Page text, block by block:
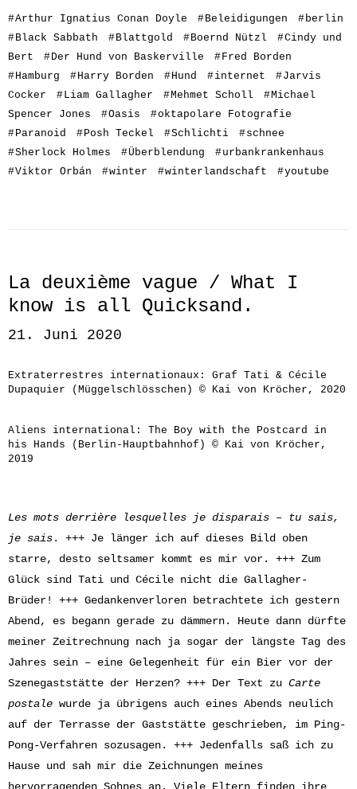
#Arthur Ignatius Conan Doyle #Beleidigungen #berlin
#Black Sabbath #Blattgold #Boernd Nützl #Cindy und
Bert
#Der Hund von Baskerville #Fred Borden
#Hamburg #Harry Borden #Hund #internet #Jarvis
Cocker
#Liam Gallagher #Mehmet Scholl #Michael
Spencer Jones
#Oasis #oktapolare Fotografie
#Paranoid #Posh Teckel #Schlichti #schnee
#Sherlock Holmes #Überblendung #urbankrankenhaus
#Viktor Orbán #winter #winterlandschaft #youtube
La deuxième vague / What I
know is all Quicksand.
21. Juni 2020
Extraterrestres internationaux: Graf Tati & Cécile
Dupaquier (Müggelschlösschen) © Kai von Kröcher, 2020
Aliens international: The Boy with the Postcard in
his Hands (Berlin-Hauptbahnhof) © Kai von Kröcher,
2019
Les mots derrière lesquelles je disparais –
tu sais,
je sais. +++ Je länger ich auf dieses Bild oben
starre, desto seltsamer kommt es mir vor. +++ Zum
Glück sind Tati und Cécile nicht die Gallagher-
Brüder! +++ Gedankenverloren betrachtete ich gestern
Abend, es begann gerade zu dämmern. Heute dann dürfte
meiner Zeitrechnung nach ja sogar der längste Tag des
Jahres sein – eine Gelegenheit für ein Bier vor der
Szenegaststätte der Herzen? +++ Der Text zu Carte
postale wurde ja übrigens auch eines Abends neulich
auf der Terrasse der Gaststätte geschrieben, im Ping-
Pong-Verfahren sozusagen. +++ Jedenfalls saß ich zu
Hause und sah mir die Zeichnungen meines